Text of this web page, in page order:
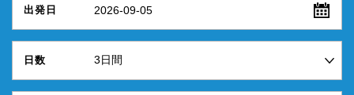
出発日 2026-09-05
日数